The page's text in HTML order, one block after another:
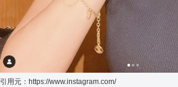
引用元： https://www.instagram.com/